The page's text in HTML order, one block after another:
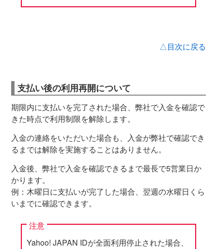
△目次に戻る
支払い後の利用再開について
期限内に支払いを完了された場合、弊社で入金を確認で
きた時点で利用制限を解除します。
入金の連絡をいただいた場合も、入金が弊社で確認でき
るまでは解除を実施することはありません。
入金後、弊社で入金を確認できるまで最長で5営業日か
かります。
例：木曜日に支払いが完了した場合、翌週の水曜日くら
いまでに確認できます。
注意
Yahoo! JAPAN IDが全面利用停止された場合、